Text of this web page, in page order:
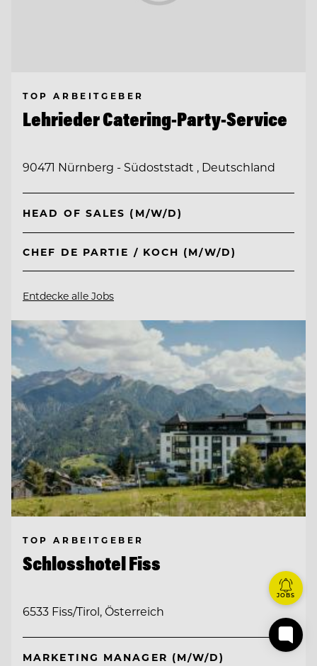
TOP ARBEITGEBER
Lehrieder Catering-Party-Service
90471 Nürnberg - Südoststadt , Deutschland
HEAD OF SALES (M/W/D)
CHEF DE PARTIE / KOCH (M/W/D)
Entdecke alle Jobs
TOP ARBEITGEBER
Schlosshotel Fiss
6533 Fiss/Tirol, Österreich
MARKETING MANAGER (M/W/D)
JOBS